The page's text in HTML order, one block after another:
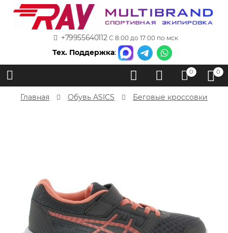
+79955640112 С 8:00 до 17:00 по мск
Тех. Поддержка:
0 0
Главная Обувь ASICS Беговые кроссовки